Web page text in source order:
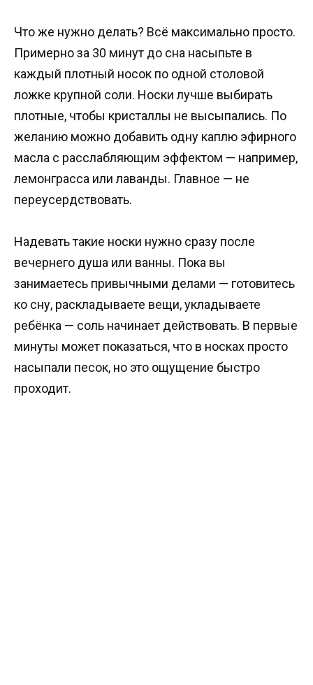
Что же нужно делать? Всё максимально просто.
Примерно за 30 минут до сна насыпьте в
каждый плотный носок по одной столовой
ложке крупной соли. Носки лучше выбирать
плотные, чтобы кристаллы не высыпались. По
желанию можно добавить одну каплю эфирного
масла с расслабляющим эффектом — например,
лемонграсса или лаванды. Главное — не
переусердствовать.
Надевать такие носки нужно сразу после
вечернего душа или ванны. Пока вы
занимаетесь привычными делами — готовитесь
ко сну, раскладываете вещи, укладываете
ребёнка — соль начинает действовать. В первые
минуты может показаться, что в носках просто
насыпали песок, но это ощущение быстро
проходит.